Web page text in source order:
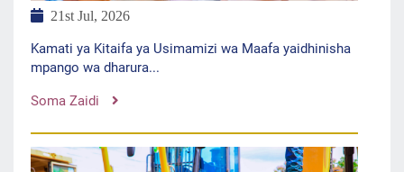
21st Jul, 2026
Kamati ya Kitaifa ya Usimamizi wa Maafa yaidhinisha
mpango wa dharura...
Soma Zaidi